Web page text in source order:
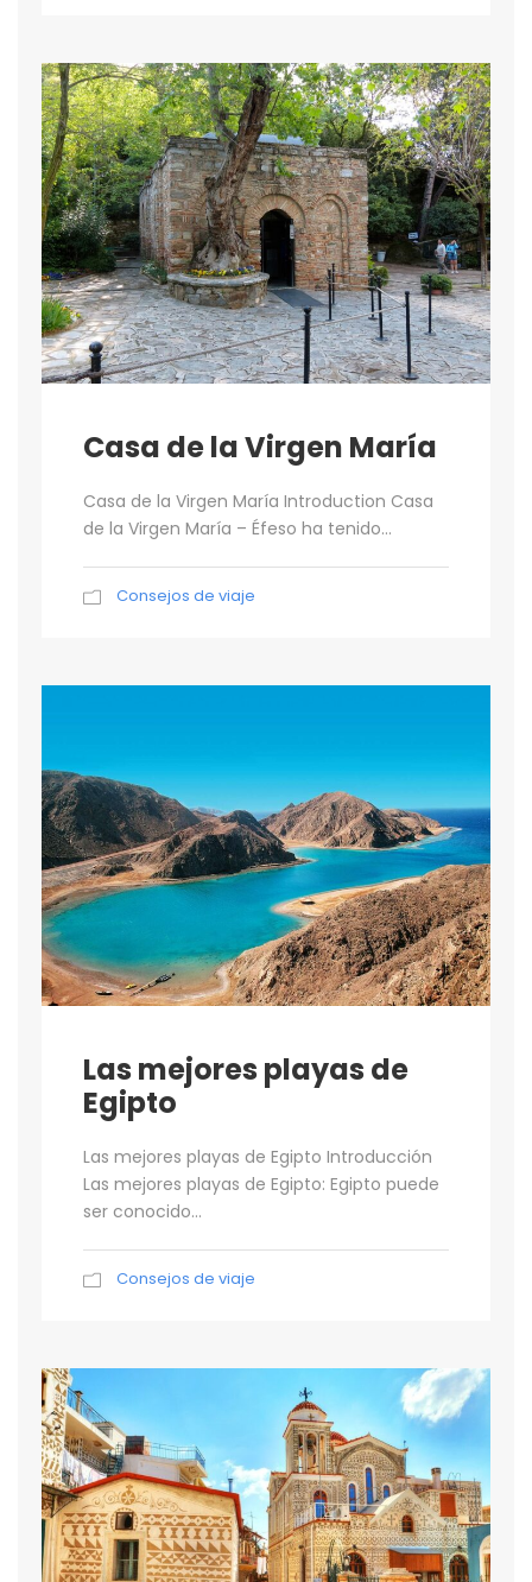
Casa de la Virgen María
Casa de la Virgen María Introduction Casa
de la Virgen María – Éfeso ha tenido...
Consejos de viaje
Las mejores playas de
Egipto
Las mejores playas de Egipto Introducción
Las mejores playas de Egipto: Egipto puede
ser conocido...
Consejos de viaje